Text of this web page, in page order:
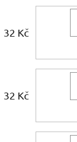
32 Kč
32 Kč